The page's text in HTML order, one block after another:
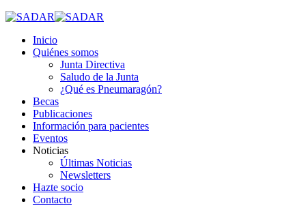
Inicio
Quiénes somos
Junta Directiva
Saludo de la Junta
¿Qué es Pneumaragón?
Becas
Publicaciones
Información para pacientes
Eventos
Noticias
Últimas Noticias
Newsletters
Hazte socio
Contacto